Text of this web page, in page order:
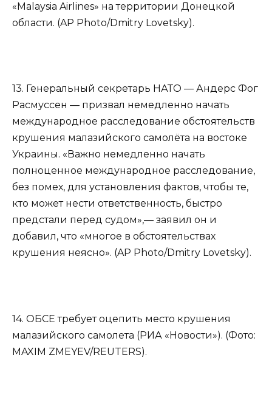
«Malaysia Airlines» на территории Донецкой
области. (AP Photo/Dmitry Lovetsky).
13. Генеральный секретарь НАТО — Андерс Фог
Расмуссен — призвал немедленно начать
международное расследование обстоятельств
крушения малазийского самолёта на востоке
Украины. «Важно немедленно начать
полноценное международное расследование,
без помех, для установления фактов, чтобы те,
кто может нести ответственность, быстро
предстали перед судом»,— заявил он и
добавил, что «многое в обстоятельствах
крушения неясно». (AP Photo/Dmitry Lovetsky).
14. ОБСЕ требует оцепить место крушения
малазийского самолета (РИА «Новости»). (Фото:
MAXIM ZMEYEV/REUTERS).